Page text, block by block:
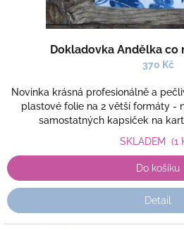
Dokladovka Andělka co
370 Kč
Novinka krásná profesionálně a
plastové folie na 2 větší formáty -
samostatných kapsiček na
SKLADEM (1
Do košíku
Detail